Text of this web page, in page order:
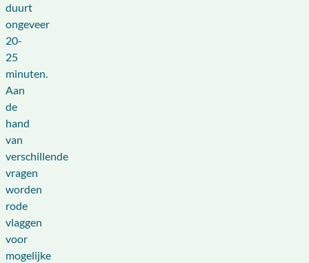
duurt
ongeveer
20-
25
minuten.
Aan
de
hand
van
verschillende
vragen
worden
rode
vlaggen
voor
mogelijke